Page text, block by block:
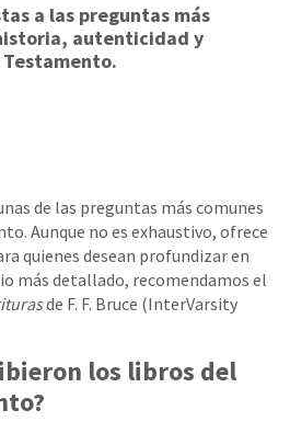
a las preguntas más
autenticidad y
de las preguntas más comunes
Aunque no es exhaustivo, ofrece
quienes desean profundizar en
más detallado, recomendamos el
de F. F. Bruce (InterVarsity
los libros del